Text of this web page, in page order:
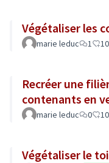
Végétaliser les
marie leduc 1 10
Recréer une
contenants en
marie leduc 0 10
Végétaliser le